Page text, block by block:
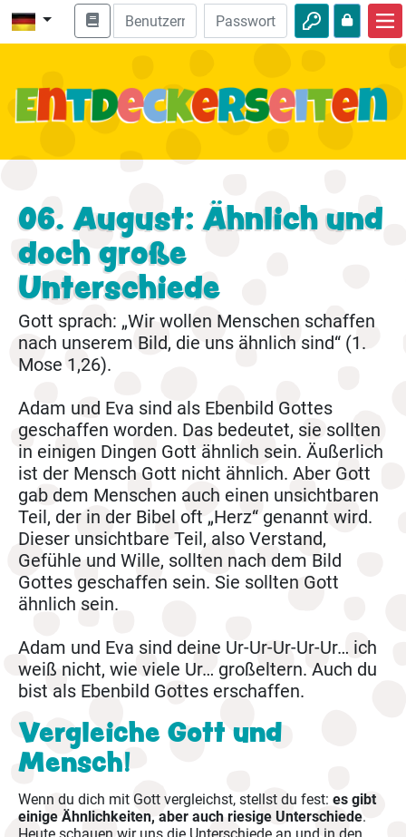
Bibel entdecken
Natur
Abenteuer
Freizeit
06. August: Ähnlich und
doch große
Unterschiede
Gott sprach: „Wir wollen Menschen schaffen
nach unserem Bild, die uns ähnlich sind“ (1.
Mose 1,26).
Adam und Eva sind als Ebenbild Gottes
geschaffen worden. Das bedeutet, sie sollten
in einigen Dingen Gott ähnlich sein. Äußerlich
ist der Mensch Gott nicht ähnlich. Aber Gott
gab dem Menschen auch einen unsichtbaren
Teil, der in der Bibel oft „Herz“ genannt wird.
Dieser unsichtbare Teil, also Verstand,
Gefühle und Wille, sollten nach dem Bild
Gottes geschaffen sein. Sie sollten Gott
ähnlich sein.
Adam und Eva sind deine Ur-Ur-Ur-Ur-Ur… ich
weiß nicht, wie viele Ur… großeltern. Auch du
bist als Ebenbild Gottes erschaffen.
Vergleiche Gott und
Mensch!
Wenn du dich mit Gott vergleichst, stellst du fest: es gibt
einige Ähnlichkeiten, aber auch riesige Unterschiede.